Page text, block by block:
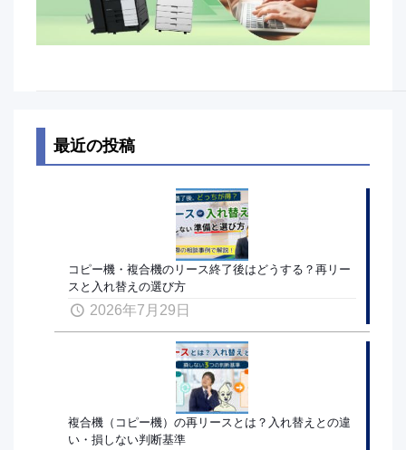
最近の投稿
コピー機・複合機のリース終了後はどうする？再リー
スと入れ替えの選び方
2026年7月29日
複合機（コピー機）の再リースとは？入れ替えとの違
い・損しない判断基準